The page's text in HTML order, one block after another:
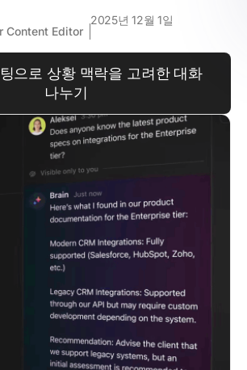
Content Editor
2025년 12월 1일
으로 상황 맥락을 고려한 대화
나누기